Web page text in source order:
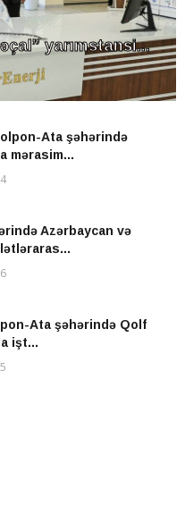
yarımstansi...
Ata şəhərində
mərasim...
Azərbaycan və
Ata şəhərində Qolf
işt...